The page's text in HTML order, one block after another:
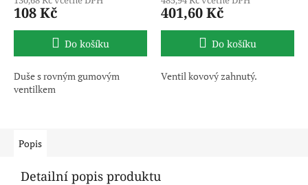
108 Kč
Do košíku
Duše s rovným gumovým
ventilkem
401,60 Kč
Do košíku
Ventil kovový zahnutý.
Popis
Detailní popis produktu